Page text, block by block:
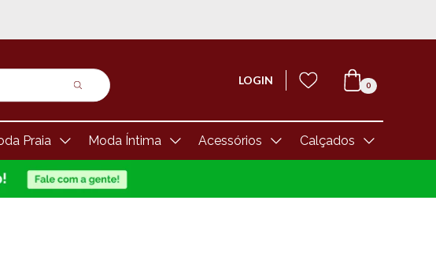
LOGIN 0
Praia Moda Íntima Acessórios Calçados